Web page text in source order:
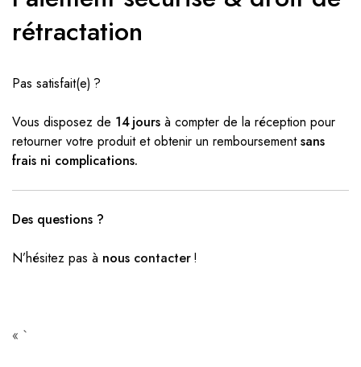
rétractation
Pas satisfait(e) ?
Vous disposez de 14 jours à compter de la réception pour
retourner votre produit et obtenir un remboursementsans
frais ni complications.
Des questions ?
N’hésitez pas à nous contacter!
« `